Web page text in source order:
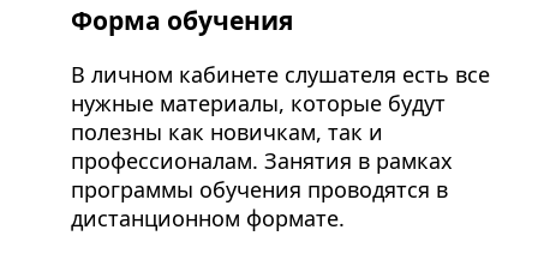
Форма обучения
В личном кабинете слушателя есть все
нужные материалы, которые будут
полезны как новичкам, так и
профессионалам. Занятия в рамках
программы обучения проводятся в
дистанционном формате.